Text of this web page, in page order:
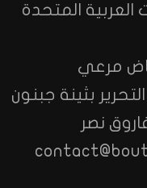
العربية المتحدة
مرعي
بثينة جبنون
نصر